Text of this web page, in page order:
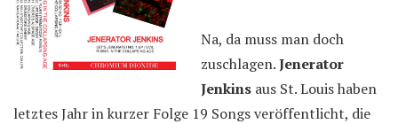
Na, da muss man doch
zuschlagen.Jenerator
Jenkins aus St. Louis haben
letztes Jahr in kurzer Folge 19 Songs veröffentlicht, die